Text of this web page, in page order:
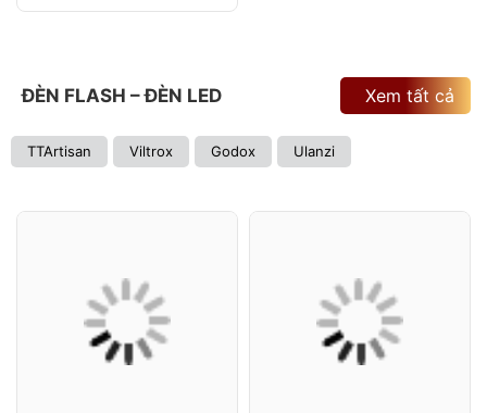
ĐÈN FLASH – ĐÈN LED
TTArtisan Viltrox Godox Ulanzi
Xem tất cả